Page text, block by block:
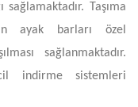
Taşıma
ayak barları özel
sağlanmaktadır.
indirme sistemleri